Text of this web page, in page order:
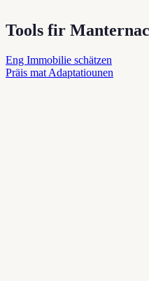
Tools fir
Eng Immobilie schätzen
Präis mat Adaptatiounen